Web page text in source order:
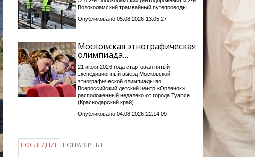
Волоколамский трамвайный путепроводы
Опубликовано 05.08.2026 13:05:27
Московская этнографическая
олимпиада…
21 июля 2026 года стартовал пятый
экспедиционный выезд Московской
этнографической олимпиады во
Всероссийский детский центр «Орленок»,
расположенный недалеко от города Туапсе
(Краснодарский край)
Опубликовано 04.08.2026 22:14:09
ПОСЛЕДНИЕ ПОПУЛЯРНЫЕ